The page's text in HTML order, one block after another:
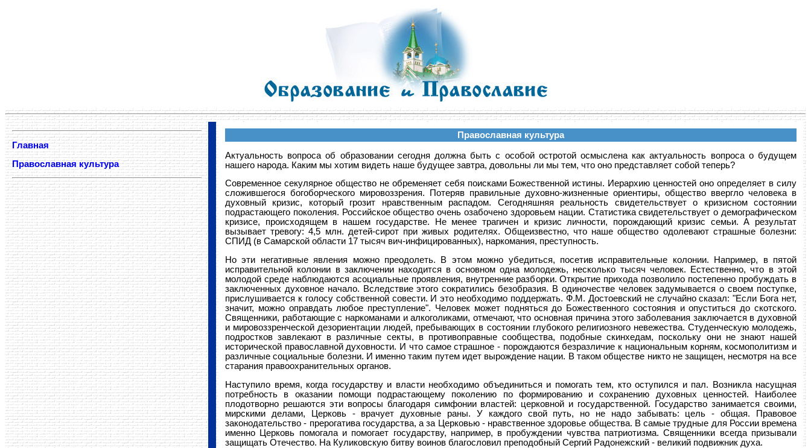
Главная
Православная культура
Православная культура
Актуальность вопроса об образовании сегодня должна быть с особой остротой осмыслена как актуальность вопроса о будущем
нашего народа. Каким мы хотим видеть наше будущее завтра, довольны ли мы тем, что оно представляет собой теперь?
Современное секулярное общество не обременяет себя поисками Божественной истины. Иерархию ценностей оно определяет в силу
сложившегося богоборческого мировоззрения. Потеряв правильные духовно-жизненные ориентиры, общество ввергло человека в
духовный кризис, который грозит нравственным распадом. Сегодняшняя реальность свидетельствует о кризисном состоянии
подрастающего поколения. Российское общество очень озабочено здоровьем нации. Статистика свидетельствует о демографическом
кризисе, происходящем в нашем государстве. Не менее трагичен и кризис личности, порождающий кризис семьи. А результат
вызывает тревогу: 4,5 млн. детей-сирот при живых родителях. Общеизвестно, что наше общество одолевают страшные болезни:
СПИД (в Самарской области 17 тысяч вич-инфицированных), наркомания, преступность.
Но эти негативные явления можно преодолеть. В этом можно убедиться, посетив исправительные колонии. Например, в пятой
исправительной колонии в заключении находится в основном одна молодежь, несколько тысяч человек. Естественно, что в этой
молодой среде наблюдаются асоциальные проявления, внутренние разборки. Открытие прихода позволило постепенно пробуждать в
заключенных духовное начало. Вследствие этого сократились безобразия. В одиночестве человек задумывается о своем поступке,
прислушивается к голосу собственной совести. И это необходимо поддержать. Ф.М. Достоевский не случайно сказал: "Если Бога нет,
значит, можно оправдать любое преступление". Человек может подняться до Божественного состояния и опуститься до скотского.
Священники, работающие с наркоманами и алкоголиками, отмечают, что основная причина этого заболевания заключается в духовной
и мировоззренческой дезориентации людей, пребывающих в состоянии глубокого религиозного невежества. Студенческую молодежь,
подростков завлекают в различные секты, в противоправные сообщества, подобные скинхедам, поскольку они не знают нашей
исторической православной духовности. И что самое страшное - порождаются безразличие к национальным корням, космополитизм и
различные социальные болезни. И именно таким путем идет вырождение нации. В таком обществе никто не защищен, несмотря на все
старания правоохранительных органов.
Наступило время, когда государству и власти необходимо объединиться и помогать тем, кто оступился и пал. Возникла насущная
потребность в оказании помощи подрастающему поколению по формированию и сохранению духовных ценностей. Наиболее
плодотворно решаются эти вопросы благодаря симфонии властей: церковной и государственной. Государство занимается своими,
мирскими делами, Церковь - врачует духовные раны. У каждого свой путь, но не надо забывать: цель - общая. Правовое
законодательство - прерогатива государства, а за Церковью - нравственное здоровье общества. В самые трудные для России времена
именно Церковь помогала и помогает государству, например, в пробуждении чувства патриотизма. Священники всегда призывали
защищать Отечество. На Куликовскую битву воинов благословил преподобный Сергий Радонежский - великий подвижник духа.